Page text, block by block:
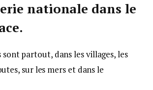
nationale dans le
sont partout, dans les villages, les
sur les mers et dans le